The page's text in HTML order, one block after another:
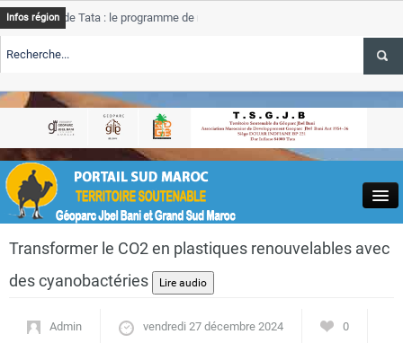
Close
Infos région
de Tata : le programme de rehabilitation post-inondations
TSGJB Tourisme : l’ONMT renforce l’aerien a Dakhla et
Tata
TSGJB Tourisme au Maroc : Transavia renforce les vols Paris-
Transformer le CO2 en plastiques renouvelables avec
des cyanobactéries
Admin vendredi 27 décembre 2024 0